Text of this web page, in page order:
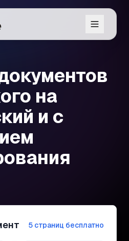
на
и с
5 страниц бесплатно